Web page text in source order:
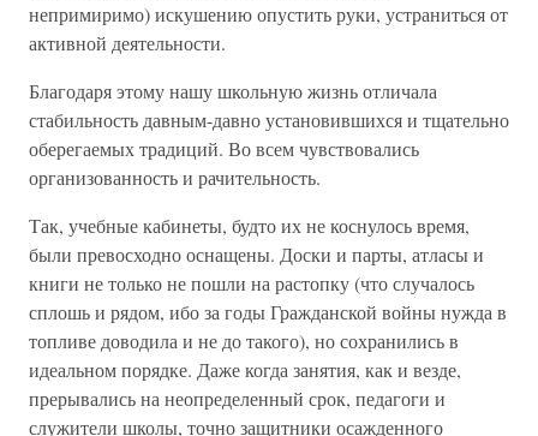
непримиримо) искушению опустить руки, устраниться от
активной деятельности.
Благодаря этому нашу школьную жизнь отличала
стабильность давным-давно установившихся и тщательно
оберегаемых традиций. Во всем чувствовались
организованность и рачительность.
Так, учебные кабинеты, будто их не коснулось время,
были превосходно оснащены. Доски и парты, атласы и
книги не только не пошли на растопку (что случалось
сплошь и рядом, ибо за годы Гражданской войны нужда в
топливе доводила и не до такого), но сохранились в
идеальном порядке. Даже когда занятия, как и везде,
прерывались на неопределенный срок, педагоги и
служители школы, точно защитники осажденного